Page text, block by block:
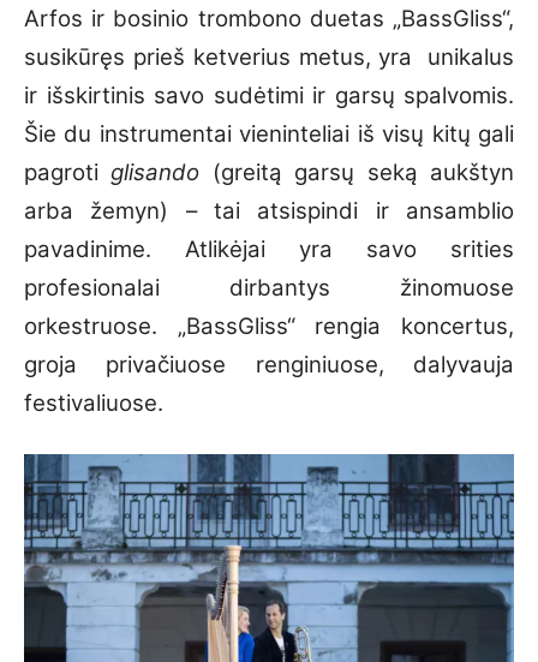
Arfos ir bosinio trombono duetas „BassGliss“,
susikūręs prieš ketverius metus, yra
unikalus
ir išskirtinis savo sudėtimi ir garsų spalvomis.
Šie du instrumentai vieninteliai iš visų kitų gali
pagroti glisando (greitą garsų seką aukštyn
arba žemyn) – tai atsispindi ir ansamblio
pavadinime. Atlikėjai yra savo srities
profesionalai dirbantys žinomuose
orkestruose. „BassGliss“ rengia koncertus,
groja privačiuose renginiuose, dalyvauja
festivaliuose.